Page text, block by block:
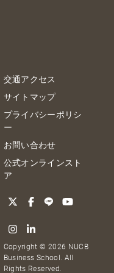
交通アクセス
サイトマップ
プライバシーポリシ
ー
お問い合わせ
公式オンラインスト
ア
Copyright © 2026 NUCB
Business School. All
Rights Reserved.